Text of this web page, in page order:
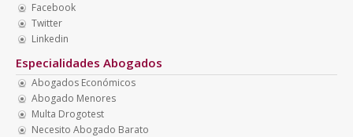
Facebook
Twitter
Linkedin
Especialidades Abogados
Abogados Económicos
Abogado Menores
Multa Drogotest
Necesito Abogado Barato